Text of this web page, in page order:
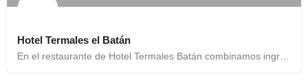
Hotel Termales el Batán